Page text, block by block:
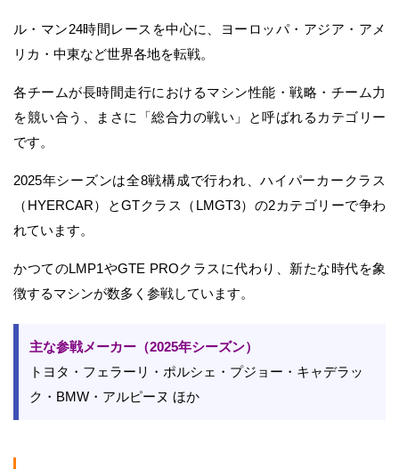
ル・マン24時間レースを中心に、ヨーロッパ・アジア・アメ
リカ・中東など世界各地を転戦。
各チームが長時間走行におけるマシン性能・戦略・チーム力
を競い合う、まさに「総合力の戦い」と呼ばれるカテゴリー
です。
2025年シーズンは全8戦構成で行われ、ハイパーカークラス
（HYERCAR）とGTクラス（LMGT3）の2カテゴリーで争わ
れています。
かつてのLMP1やGTE PROクラスに代わり、新たな時代を象
徴するマシンが数多く参戦しています。
主な参戦メーカー（2025年シーズン）
トヨタ・フェラーリ・ポルシェ・プジョー・キャデラッ
ク・BMW・アルピーヌ ほか